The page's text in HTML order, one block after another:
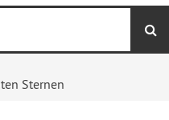
Sternen